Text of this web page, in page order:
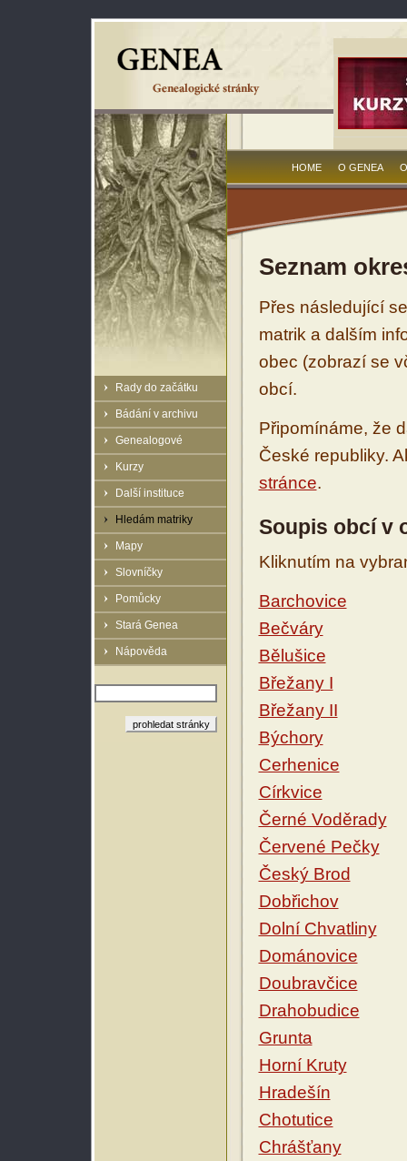
Rady do začátku
Bádání v archivu
Genealogové
Kurzy
Další instituce
Hledám matriky
Mapy
Slovníčky
Pomůcky
Stará Genea
Nápověda
HOME O GENEA
Seznam
Přes následující
matrik a dalším
obec (zobrazí se
obcí.
Připomínáme, že
České republiky.
stránce.
Soupis obcí v
Kliknutím na
Barchovice
Bečváry
Bělušice
Břežany I
Břežany II
Býchory
Cerhenice
Církvice
Černé Voděrady
Červené Pečky
Český Brod
Dobřichov
Dolní Chvatliny
Dománovice
Doubravčice
Drahobudice
Grunta
Horní Kruty
Hradešín
Chotutice
Chrášťany